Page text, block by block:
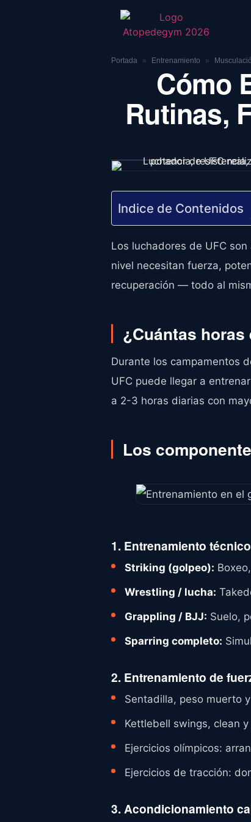
Portada » Entrenamiento »
Cómo
Rutinas,
Indice de Contenidos
Los luchadores de UFC
nivel necesitan fuerza,
recuperación — todo al
¿Cuántas horas
Durante los campamentos
UFC puede llegar a
a 2-3 horas diarias con
Los
1. Entrenamiento
Striking (golpeo):
Wrestling / lucha:
Grappling / BJJ: Suelo,
Sparring completo:
2. Entrenamiento de
Sentadilla, peso muerto
Kettlebell swings, clean
Ejercicios olímpicos:
Ejercicios de tracción:
3. Acondicionamiento